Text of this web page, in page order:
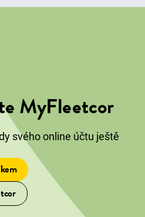
MyFleetcor
svého online účtu ještě